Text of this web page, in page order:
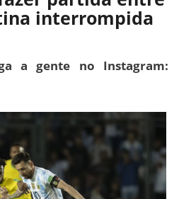
interrompida
a gente no Instagram: